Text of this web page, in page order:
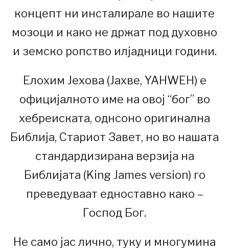
концепт ни инсталирале во нашите
мозоци и како не држат под духовно
и земско ропство илјадници години.
Елохим Јехова (Јахве, YAHWEH) е
официјалното име на овој “бог” во
хебреиската, однсоно оригинална
Библија, Стариот Завет, но во нашата
стандардизирана верзија на
Библијата (King James version) го
преведуваат едноставно како –
Господ Бог.
Не само јас лично, туку и многумина